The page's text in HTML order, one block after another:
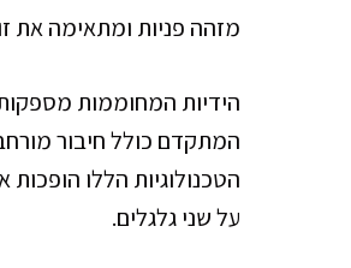
מזהה פניות ומתאימה את
הידיות המחוממות מספקות
המתקדם כולל חיבור
על שני גלגלים.